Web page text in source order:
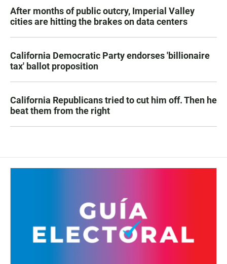
After months of public outcry, Imperial Valley
cities are hitting the brakes on data centers
California Democratic Party endorses 'billionaire
tax' ballot proposition
California Republicans tried to cut him off. Then he
beat them from the right